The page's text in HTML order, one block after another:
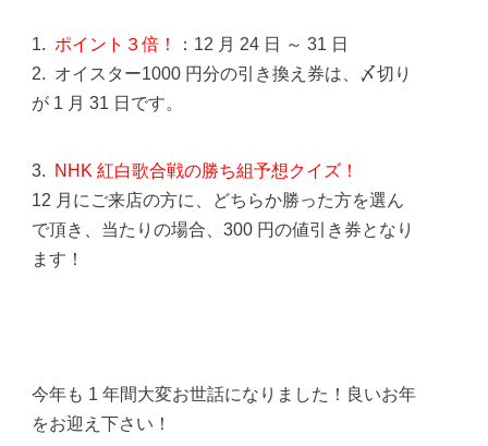
1. ポイント３倍！
：12 月 24 日 ～ 31 日
2. オイスター1000 円分の引き換え券は、〆切り
が 1 月 31 日です。
3.
NHK 紅白歌合戦の勝ち組予想クイズ！
12 月にご来店の方に、どちらか勝った方を選ん
で頂き、当たりの場合、300 円の値引き券となり
ます！
今年も 1 年間大変お世話になりました！良いお年
をお迎え下さい！